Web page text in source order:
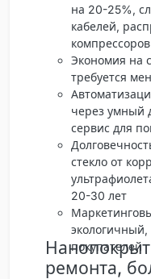
на 20-25%,
кабелей,
компрессоров
Экономия на
требуется
через умный
сервис для
стекло от
20-30 лет
покупателей
ремонта,